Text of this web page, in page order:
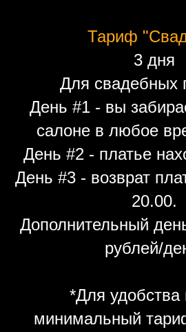
Тариф
3 дня
Для свадебных
День #1 - вы
салоне в любое
День #2 - платье
День #3 - возврат
20.00.
Дополнительный
рублей/
*Для удобства
минимальный